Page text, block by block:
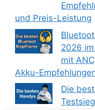
und Preis-Leistung
2026
mit
Akku-
Die